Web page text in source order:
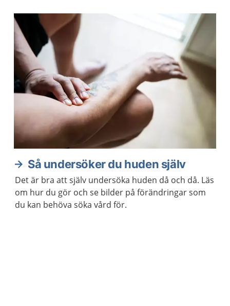
Så undersöker du huden själv
Det är bra att själv undersöka huden då och då. Läs
om hur du gör och se bilder på förändringar som
du kan behöva söka vård för.